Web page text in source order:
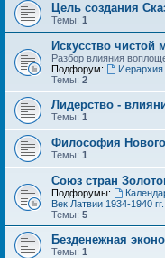
Цель создания
Темы: 1
Искусство
Разбор влияния
Подфорум:
Темы: 2
Лидерство -
Темы: 1
Философия
Темы: 1
Cоюз стран
Подфорумы:
Век Латвии 1934-1940 гг.
Темы: 5
Безденежная
Темы: 1